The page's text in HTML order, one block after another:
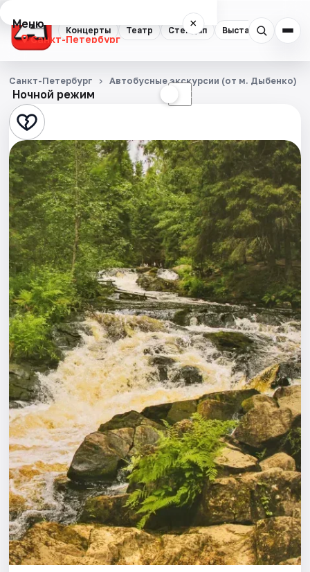
Концерты Театр Стендап Выставки
Меню ×
Санкт-Петербург
Концерты
Театр
Стендап
Выставки
Квесты
Экскурсии
Спорт
События
Города
Площадки
Артисты
Рейтинги
Ночной режим ☾
Санкт-Петербург Автобусные экскурсии (от м. Дыбенко)